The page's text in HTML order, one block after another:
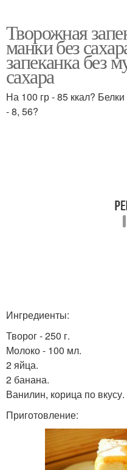
Курага без муки
Ингредиенты для
Творожная
манки без
запеканка без
сахара
На 100 гр - 85 ккал?
- 8, 56?
Ингредиенты:
Творог - 250 г.
Молоко - 100 мл.
2 яйца.
2 банана.
Ванилин, корица по вкусу.
Приготовление: